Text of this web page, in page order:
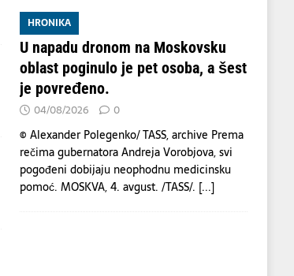
HRONIKA
U napadu dronom na Moskovsku
oblast poginulo je pet osoba, a šest
je povređeno.
04/08/2026 0
© Alexander Polegenko/ TASS, archive Prema
rečima gubernatora Andreja Vorobjova, svi
pogođeni dobijaju neophodnu medicinsku
pomoć. MOSKVA, 4. avgust. /TASS/. [...]